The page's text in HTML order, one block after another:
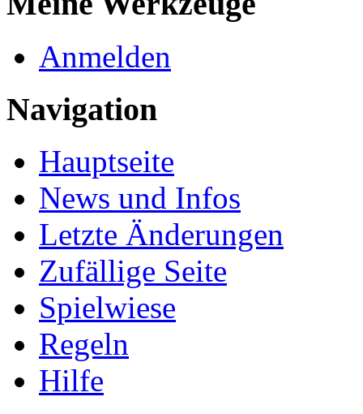
Anmelden
Navigation
Hauptseite
News und Infos
Letzte Änderungen
Zufällige Seite
Spielwiese
Regeln
Hilfe